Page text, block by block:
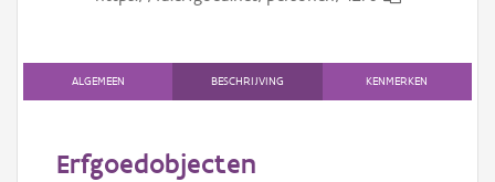
Thema
Persoon of collectief
ALGEMEEN BESCHRIJVING KENMERKEN
Erfgoedobjecten